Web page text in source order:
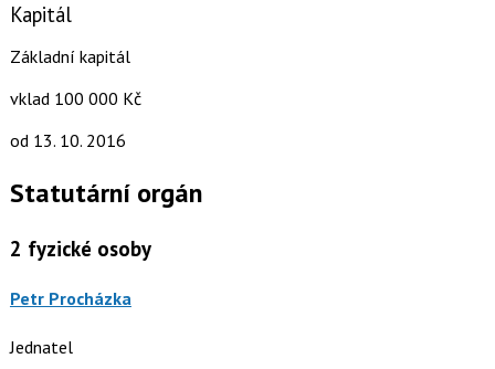
Kapitál
Základní kapitál
vklad 100 000 Kč
od 13. 10. 2016
Statutární orgán
2 fyzické osoby
Petr Procházka
Jednatel